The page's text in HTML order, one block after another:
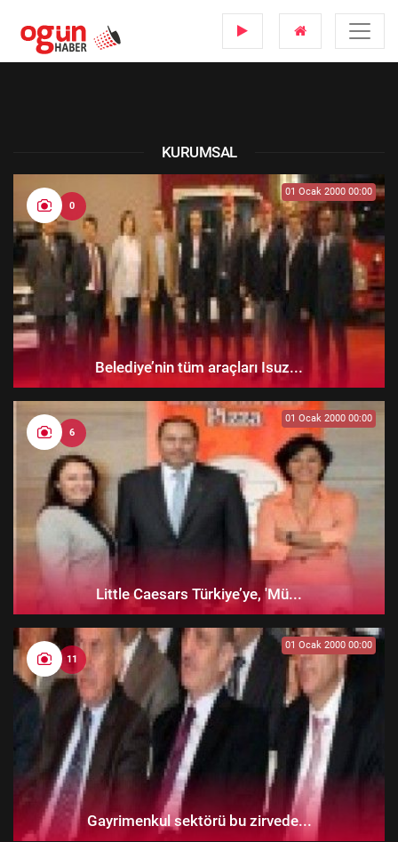
KURUMSAL
0
01 Ocak 2000 00:00
Belediye’nin tüm araçları Isuz...
6
01 Ocak 2000 00:00
Little Caesars Türkiye’ye, 'Mü...
11
01 Ocak 2000 00:00
Gayrimenkul sektörü bu zirvede...